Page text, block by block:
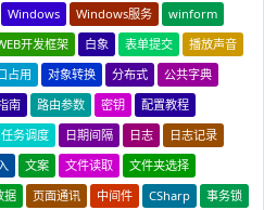
Windows Windows服务
winform
开发框架 白象 表单提交
播放声音
占用 对象转换 分布式
公共字典
南 路由参数 密钥
配置教程
任务调度 日期间隔 日志
日志记录
文案 文件读取
文件夹选择
据 页面通讯 中间件 CSharp
事务锁